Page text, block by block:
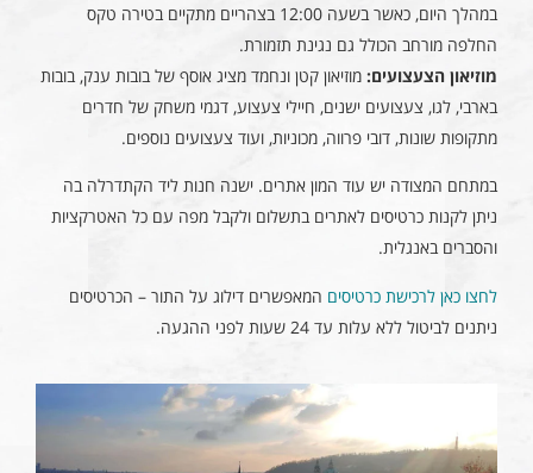
במהלך היום, כאשר בשעה 12:00 בצהריים מתקיים בטירה טקס
החלפה מורחב הכולל גם נגינת תזמורת.
מוזיאון הצעצועים: מוזיאון קטן ונחמד מציג אוסף של בובות ענק, בובות
בארבי, לגו, צעצועים ישנים, חיילי צעצוע, דגמי משחק של חדרים
מתקופות שונות, דובי פרווה, מכוניות, ועוד צעצועים נוספים.
במתחם המצודה יש עוד המון אתרים. ישנה חנות ליד הקתדרלה בה
ניתן לקנות כרטיסים לאתרים בתשלום ולקבל מפה עם כל האטרקציות
והסברים באנגלית.
לחצו כאן לרכישת כרטיסים המאפשרים דילוג על התור – הכרטיסים
ניתנים לביטול ללא עלות עד 24 שעות לפני ההגעה.